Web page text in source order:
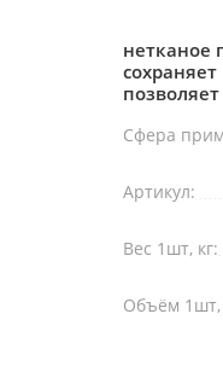
нетканое
Сфера
Артикул:
Вес 1шт, кг:
Объём